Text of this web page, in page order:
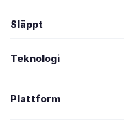
Släppt
Teknologi
Plattform